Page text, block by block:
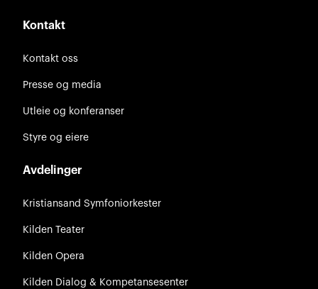
Kontakt
Kontakt oss
Presse og media
Utleie og konferanser
Styre og eiere
Avdelinger
Kristiansand Symfoniorkester
Kilden Teater
Kilden Opera
Kilden Dialog & Kompetansesenter